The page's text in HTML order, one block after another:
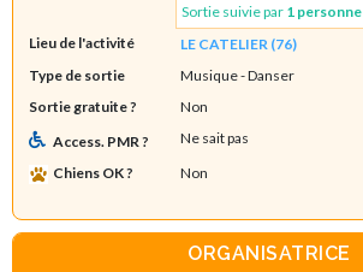
Sortie suivie par 1 personne
Lieu de l'activité
LE CATELIER (76)
Type de sortie
Musique- Danser
Sortie gratuite ?
Non
Access. PMR ?
Ne sait pas
Chiens OK ?
Non
ORGANISATRICE